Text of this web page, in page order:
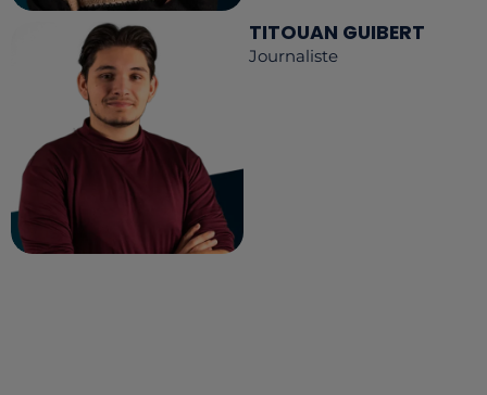
TITOUAN GUIBERT
Journaliste